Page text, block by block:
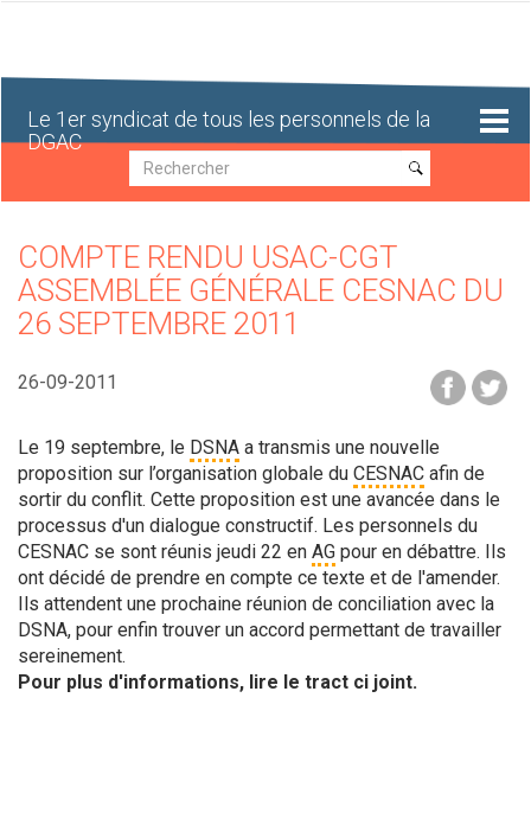
Le 1er syndicat de tous les personnels de la
DGAC
Recherche
Recherche
COMPTE RENDU USAC-CGT
ASSEMBLÉE GÉNÉRALE CESNAC DU
26 SEPTEMBRE 2011
26-09-2011
Le 19 septembre, le DSNA a transmis une nouvelle
proposition sur l’organisation globale du CESNAC afin de
sortir du conflit. Cette proposition est une avancée dans le
processus d'un dialogue constructif. Les personnels du
CESNAC se sont réunis jeudi 22 en AG pour en débattre. Ils
ont décidé de prendre en compte ce texte et de l'amender.
Ils attendent une prochaine réunion de conciliation avec la
DSNA, pour enfin trouver un accord permettant de travailler
sereinement.
Pour plus d'informations, lire le tract ci joint.